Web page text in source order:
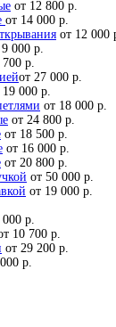
от 12 800 р.
от 14 000 р.
от 12 000
9 000 р.
700 р.
от 27 000 р.
19 000 р.
от 18 000 р.
от 24 800 р.
от 18 500 р.
от 16 000 р.
от 20 800 р.
от 50 000 р.
от 19 000 р.
000 р.
10 700 р.
от 29 200 р.
р.